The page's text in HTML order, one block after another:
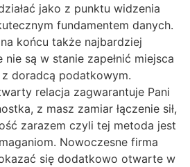
jako z punktu widzenia
fundamentem danych.
końcu także najbardziej
są w stanie zapełnić miejsca
doradcą podatkowym.
relacja zagwarantuje Pani
z masz zamiar łączenie sił,
zarazem czyli tej metoda jest
Nowoczesne firma
się dodatkowo otwarte w